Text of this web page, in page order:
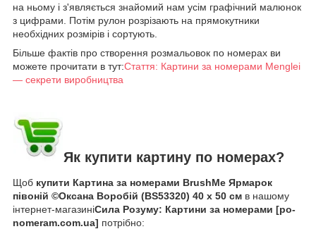
на ньому і з'являється знайомий нам усім графічний малюнок
з цифрами. Потім рулон розрізають на прямокутники
необхідних розмірів і сортують.
Більше фактів про створення розмальовок по номерах ви
можете прочитати в тут:Стаття: Картини за номерами Menglei
— секрети виробництва
Як купити картину по номерах?
Щоб купити Картина за номерами BrushMe Ярмарок
півоній ©Оксана Воробій (BS53320) 40 х 50 см в нашому
інтернет-магазиніСила Розуму: Картини за номерами [po-
nomeram.com.ua] потрібно: